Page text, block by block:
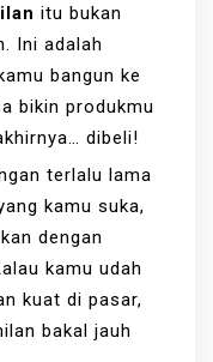
itu bukan
Ini adalah
bangun ke
bikin produkmu
dibeli!
terlalu lama
kamu suka,
dengan
kamu udah
kuat di pasar,
bakal jauh